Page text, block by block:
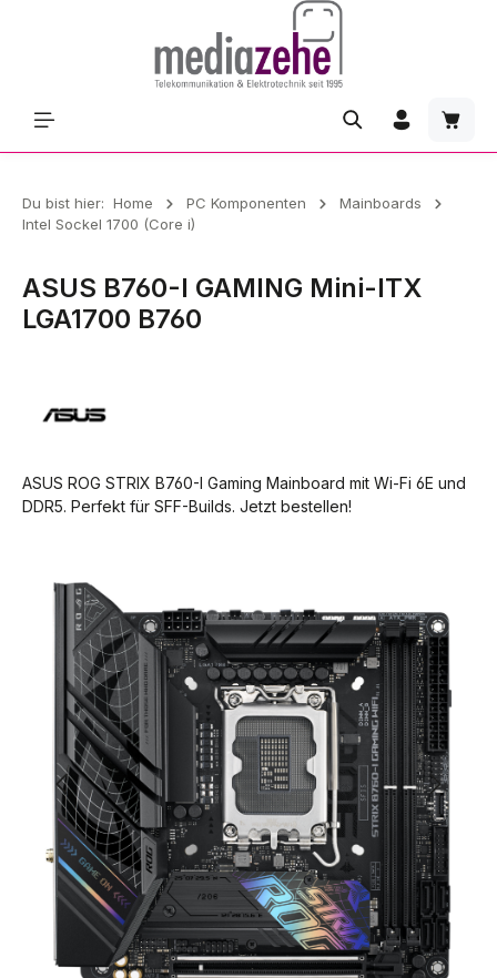
Du bist hier: Home PC Komponenten
Mainboards
Intel Sockel 1700 (Core i)
ASUS B760-I GAMING Mini-ITX
LGA1700 B760
ASUS ROG STRIX B760-I Gaming Mainboard mit Wi-Fi 6E und
DDR5. Perfekt für SFF-Builds. Jetzt bestellen!